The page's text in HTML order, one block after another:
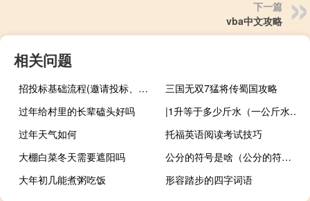
下一篇
vba中文攻略
相关问题
招投标基础流程(邀请投标、文件评审、合同签订、验收和支付)
三国无双7猛将传蜀国攻略
过年给村里的长辈磕头好吗
|1升等于多少斤水（一公斤水等于多少升）
过年天气如何
托福英语阅读考试技巧
大棚白菜冬天需要遮阳吗
公分的符号是啥（公分的符号）
大年初几能煮粥吃饭
形容踏步的四字词语